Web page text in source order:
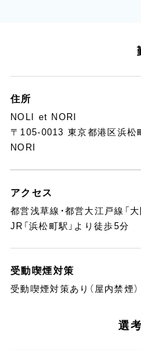
住所
NOLI et NORI
〒105-0013 東京都港区浜
NORI
アクセス
都営浅草線・都営大江戸線「
JR「浜松町駅」より徒歩5分
受動喫煙対策
受動喫煙対策あり（屋内禁煙）
選